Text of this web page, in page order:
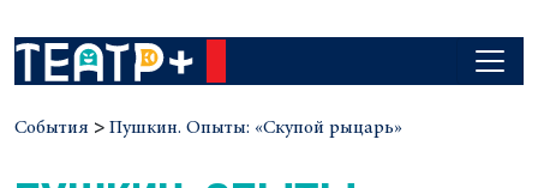
События > Пушкин. Опыты: «Скупой рыцарь»